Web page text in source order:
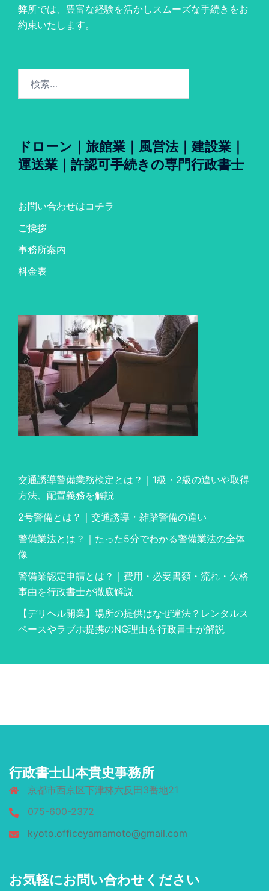
弊所では、豊富な経験を活かしスムーズな手続きをお
約束いたします。
ドローン｜旅館業｜風営法｜建設業｜
運送業｜許認可手続きの専門行政書士
お問い合わせはコチラ
ご挨拶
事務所案内
料金表
交通誘導警備業務検定とは？｜1級・2級の違いや取得
方法、配置義務を解説
2号警備とは？｜交通誘導・雑踏警備の違い
警備業法とは？｜たった5分でわかる警備業法の全体
像
警備業認定申請とは？｜費用・必要書類・流れ・欠格
事由を行政書士が徹底解説
【デリヘル開業】場所の提供はなぜ違法？レンタルス
ペースやラブホ提携のNG理由を行政書士が解説
行政書士山本貴史事務所
京都市西京区下津林六反田3番地21
075-600-2372
kyoto.officeyamamoto@gmail.com
お気軽にお問い合わせください